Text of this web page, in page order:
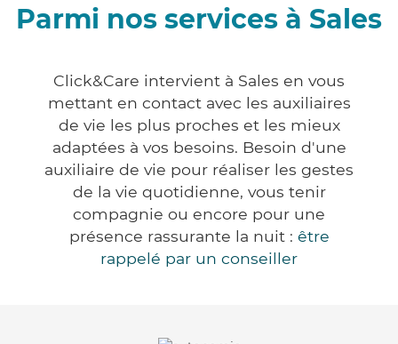
Parmi nos services à Sales
Click&Care intervient à Sales en vous
mettant en contact avec les auxiliaires
de vie les plus proches et les mieux
adaptées à vos besoins. Besoin d'une
auxiliaire de vie pour réaliser les gestes
de la vie quotidienne, vous tenir
compagnie ou encore pour une
présence rassurante la nuit : être
rappelé par un conseiller